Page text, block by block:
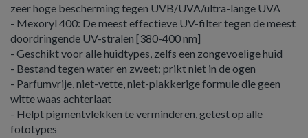
zeer hoge bescherming tegen UVB/UVA/ultra-lange UVA
- Mexoryl 400: De meest effectieve UV-filter tegen de meest
doordringende UV-stralen [380-400 nm]
- Geschikt voor alle huidtypes, zelfs een zongevoelige huid
- Bestand tegen water en zweet; prikt niet in de ogen
- Parfumvrije, niet-vette, niet-plakkerige formule die geen
witte waas achterlaat
- Helpt pigmentvlekken te verminderen, getest op alle
fototypes